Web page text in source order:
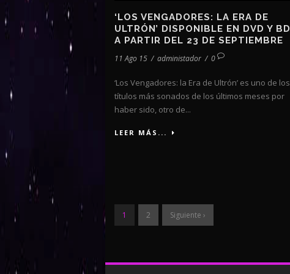
‘LOS VENGADORES: LA ERA DE
ULTRÓN’ DISPONIBLE EN DVD Y BD
A PARTIR DEL 23 DE SEPTIEMBRE
11 Ago 15 / administador / 0
‘Los Vengadores: la Era de Ultrón’ es uno de los
títulos más sonados de los últimos meses por
haber sido, otro de...
LEER MÁS...
1 2 Siguiente ›